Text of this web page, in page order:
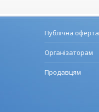
Публічна оферта
Організаторам
Продавцям